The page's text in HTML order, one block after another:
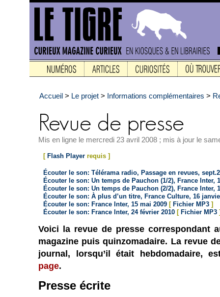
Accueil > Le projet > Informations complémentaires >
Mis en ligne le mercredi 23 avril 2008 ; mis à jour le
[ Flash Player requis ]
Écouter le son: Télérama radio, Passage en revues,
Écouter le son: Un temps de Pauchon (1/2), France Inter,
Écouter le son: Un temps de Pauchon (2/2), France Inter,
Écouter le son: À plus d’un titre, France Culture, 16
Écouter le son: France Inter, 15 mai 2009 [ Fichier MP3 ]
Écouter le son: France Inter, 24 février 2010 [ Fichier MP3
Voici la revue de presse correspondant
magazine puis quinzomadaire. La revue
journal, lorsqu’il était hebdomadaire,
page.
Presse écrite